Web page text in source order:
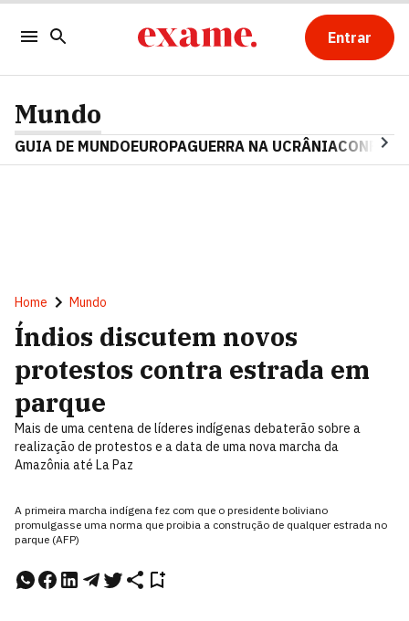
Entrar
Mundo
GUIA DE MUNDOEUROPAGUERRA NA UCRÂNIA
Home Mundo
Índios discutem novos
protestos contra estrada em
parque
Mais de uma centena de líderes indígenas debaterão sobre a
realização de protestos e a data de uma nova marcha da
Amazônia até La Paz
A primeira marcha indígena fez com que o presidente boliviano
promulgasse uma norma que proibia a construção de qualquer estrada no
parque (AFP)